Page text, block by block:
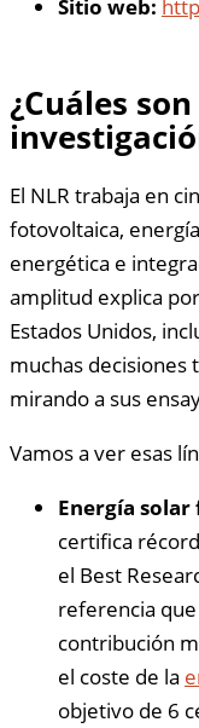
Sitio web:
¿Cuáles
El NLR trabaja en
fotovoltaica,
energética e
amplitud explica
Estados Unidos,
muchas decisiones
mirando a sus
Vamos a ver esas
Energía
certifica
el Best
referencia
contribución
el coste de la
objetivo de 6